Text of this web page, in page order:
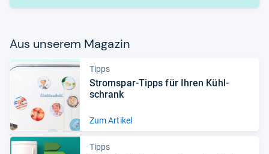
Aus unse­rem Maga­zin
Tipps
Strom­spar-​Tipps für Ihren Kühl­
schrank
Zum Artikel
Tipps